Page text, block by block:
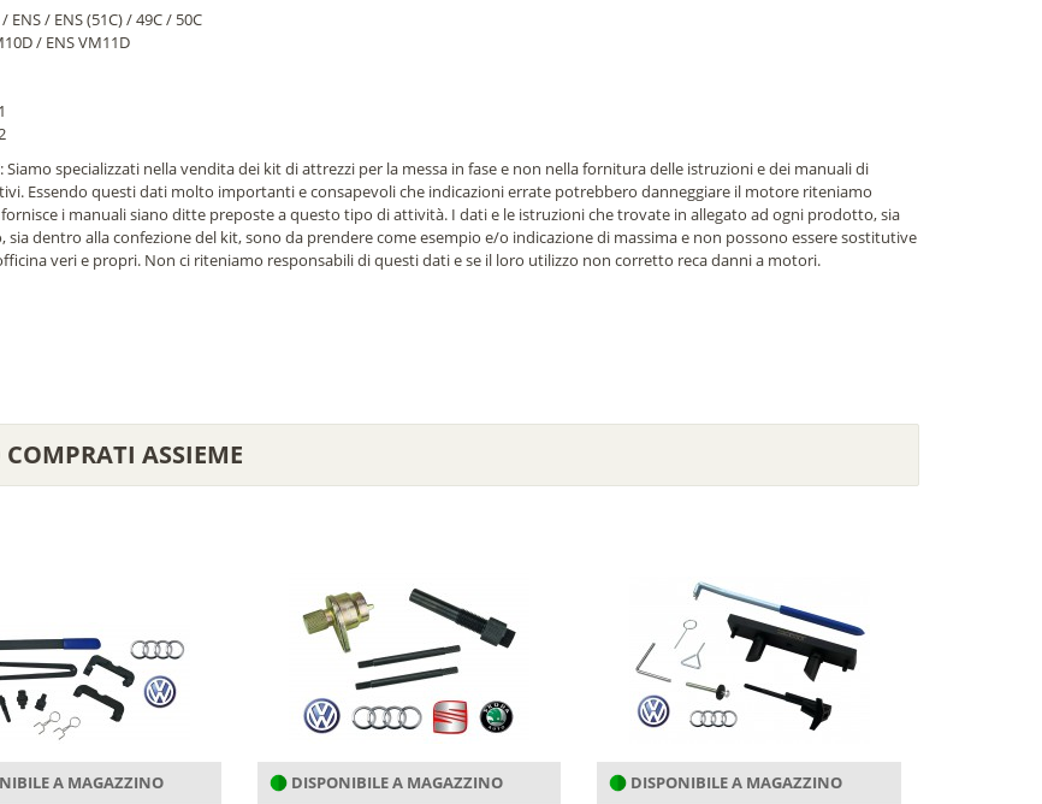
ENS / ENS (51C) / 49C / 50C
/ ENS VM11D
: Siamo specializzati nella vendita dei kit di attrezzi per la messa in fase e non nella fornitura delle istruzioni e dei manuali di
Essendo questi dati molto importanti e consapevoli che indicazioni errate potrebbero danneggiare il motore riteniamo
i manuali siano ditte preposte a questo tipo di attività. I dati e le istruzioni che trovate in allegato ad ogni prodotto, sia
sia dentro alla confezione del kit, sono da prendere come esempio e/o indicazione di massima e non possono essere sostitutive
veri e propri. Non ci riteniamo responsabili di questi dati e se il loro utilizzo non corretto reca danni a motori.
COMPRATI ASSIEME
A MAGAZZINO DISPONIBILE A MAGAZZINO DISPONIBILE A MAGAZZINO